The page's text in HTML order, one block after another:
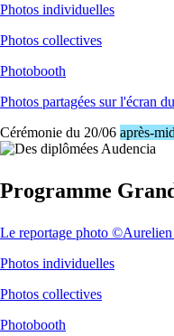
Photos individuelles
Photos collectives
Photobooth
Photos partagées sur l'écran
Cérémonie du 20/06 après-
Programme
Le reportage photo
Photos individuelles
Photos collectives
Photobooth